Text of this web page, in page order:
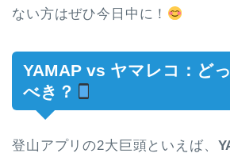
ない方はぜひ今日中に！
YAMAP vs ヤマレコ：ど
べき？
登山アプリの2大巨頭といえば、